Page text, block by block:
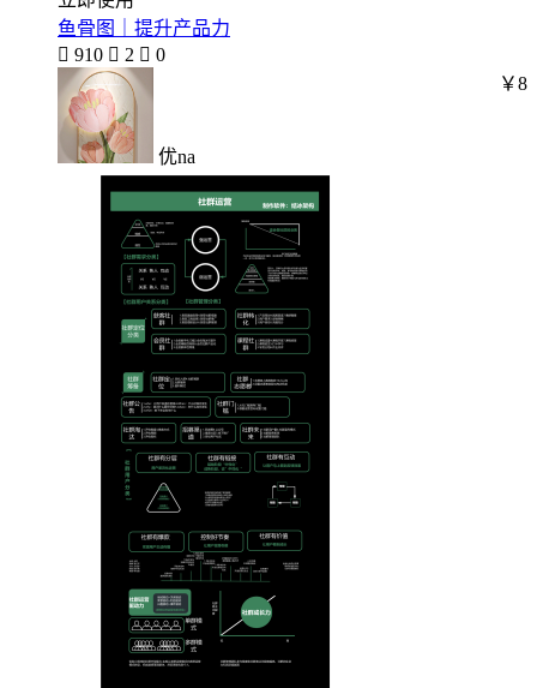
鱼骨图｜提升产品力
 910  2  0
优na
￥8